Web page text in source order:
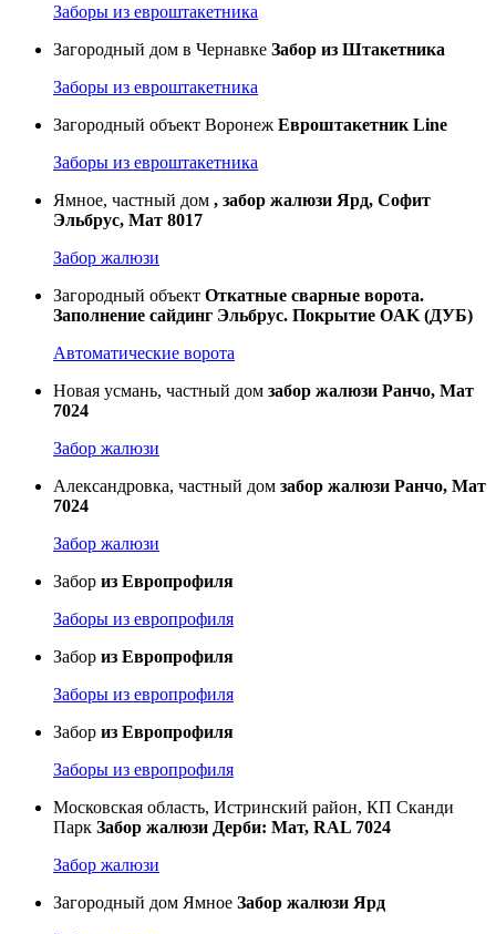
Заборы из евроштакетника
Загородный дом в Чернавке Забор из Штакетника
Заборы из евроштакетника
Загородный объект Воронеж Евроштакетник Line
Заборы из евроштакетника
Ямное, частный дом , забор жалюзи Ярд, Софит
Эльбрус, Мат 8017
Забор жалюзи
Загородный объект Откатные сварные ворота.
Заполнение сайдинг Эльбрус. Покрытие OAK (ДУБ)
Автоматические ворота
Новая усмань, частный дом забор жалюзи Ранчо, Мат
7024
Забор жалюзи
Александровка, частный дом забор жалюзи Ранчо, Мат
7024
Забор жалюзи
Забор из Европрофиля
Заборы из европрофиля
Забор из Европрофиля
Заборы из европрофиля
Забор из Европрофиля
Заборы из европрофиля
Московская область, Истринский район, КП Сканди
Парк Забор жалюзи Дерби: Мат, RAL 7024
Забор жалюзи
Загородный дом Ямное Забор жалюзи Ярд